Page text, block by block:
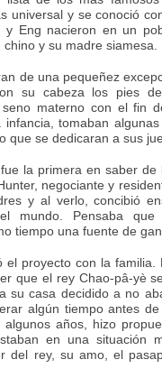
universal y se conoció
y Eng nacieron en un
y su madre siamesa.
de una pequeñez
su cabeza los pies
materno con el fin
infancia, tomaban
que se dedicaran a sus
la primera en saber
negociante y
y al verlo, concibió
mundo. Pensaba
tiempo una fuente de
el proyecto con la
que el rey Chao-pâ-yè
su casa decidido a no
algún tiempo antes
años, hizo
en una situación
del rey, su amo, el